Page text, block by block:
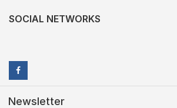
SOCIAL NETWORKS
Newsletter